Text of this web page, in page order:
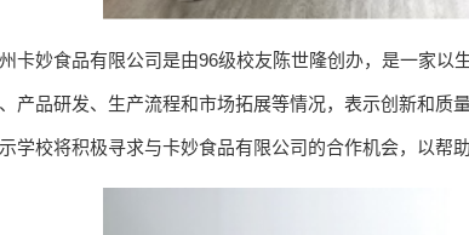
卡妙食品有限公司是由96级校友陈世隆创办，是一家以
产品研发、生产流程和市场拓展等情况，表示创新和
学校将积极寻求与卡妙食品有限公司的合作机会，以帮